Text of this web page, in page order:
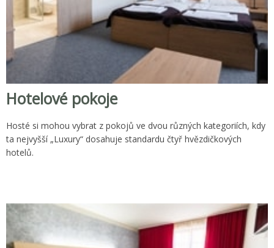
Hotelové pokoje
Hosté si mohou vybrat z pokojů ve dvou různých kategoriích, kdy
ta nejvyšší „Luxury“ dosahuje standardu čtyř hvězdičkových
hotelů.